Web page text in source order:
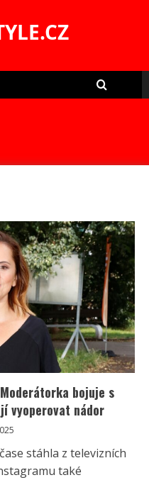
bojuje s
vyoperovat nádor
stáhla z televizních
také